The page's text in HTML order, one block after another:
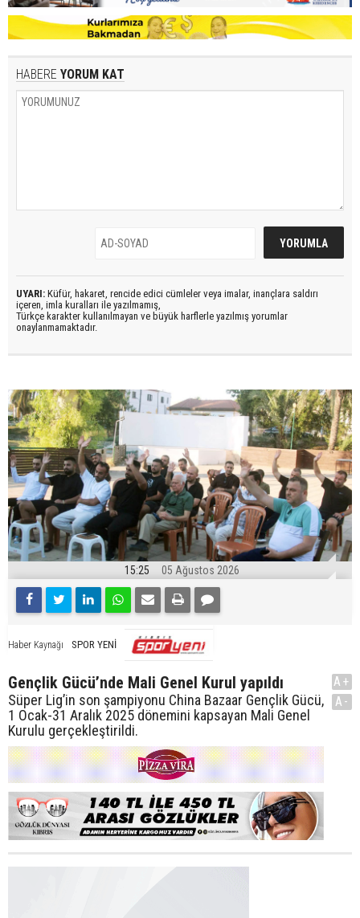
HABERE YORUM KAT
UYARI: Küfür, hakaret, rencide edici cümleler veya imalar, inançlara saldırı
içeren, imla kuralları ile yazılmamış,
Türkçe karakter kullanılmayan ve büyük harflerle yazılmış yorumlar
onaylanmamaktadır.
15:25 05 Ağustos 2026
Haber Kaynağı SPOR YENİ
Gençlik Gücü’nde Mali Genel Kurul yapıldı
Süper Lig’in son şampiyonu China Bazaar Gençlik Gücü,
1 Ocak-31 Aralık 2025 dönemini kapsayan Mali Genel
Kurulu gerçekleştirildi.
A+
A-